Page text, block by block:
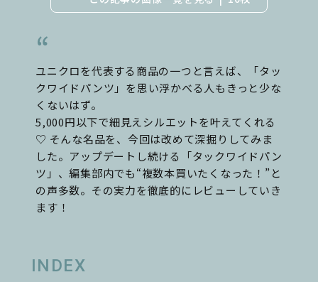
ユニクロを代表する商品の一つと言えば、「タッ
クワイドパンツ」を思い浮かべる人もきっと少な
くないはず。
5,000円以下で細見えシルエットを叶えてくれる
♡ そんな名品を、今回は改めて深掘りしてみま
した。アップデートし続ける「タックワイドパン
ツ」、編集部内でも“複数本買いたくなった！”と
の声多数。その実力を徹底的にレビューしていき
ます！
INDEX